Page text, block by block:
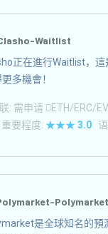
Waitlist
正在進行Waitlist，
多機會！
: 需申请 ETH/ERC/
重要程度: ★★★ 3.0 语
Polymarket
是全球知名的預